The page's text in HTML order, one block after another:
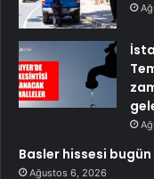
Basler hissesi
Ağustos 6, 2026